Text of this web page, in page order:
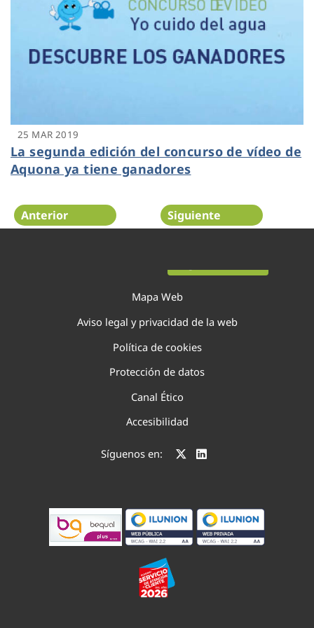
25 MAR 2019
La segunda edición del concurso de vídeo de
Aquona ya tiene ganadores
Anterior Siguiente
Mapa Web
Aviso legal y privacidad de la web
Política de cookies
Protección de datos
Canal Ético
Accesibilidad
Síguenos en: